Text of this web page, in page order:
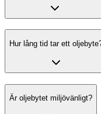
Hur lång tid tar ett
Är oljebytet miljövänligt?